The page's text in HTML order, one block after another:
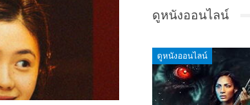
ดูหนังออนไลน์
ดูหนังออนไลน์